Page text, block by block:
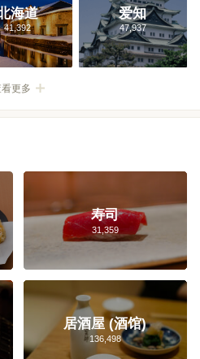
海道
41,392
爱知
47,937
广尾 新桥・汐留
日本桥・京桥
・饭田桥
丸之内・大手町
御茶之水
日本桥・道顿堀
京都
野 天神
横滨市
更多
寿司
31,359
居酒屋 (酒馆)
136,498